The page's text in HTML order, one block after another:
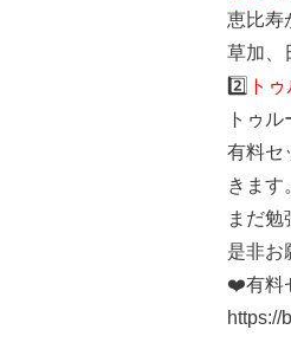
恵比寿
草加、
2️⃣ ト
トゥ
有料セ
きます
まだ
是非お
❤️有料
https://